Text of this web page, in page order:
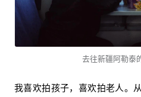
去往新疆阿勒泰
我喜欢拍孩子，喜欢拍老人。